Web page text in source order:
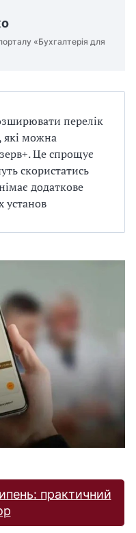
«Бухгалтерія для
перелік
які можна
Це спрощує
скористатись
додаткове
установ
практичний